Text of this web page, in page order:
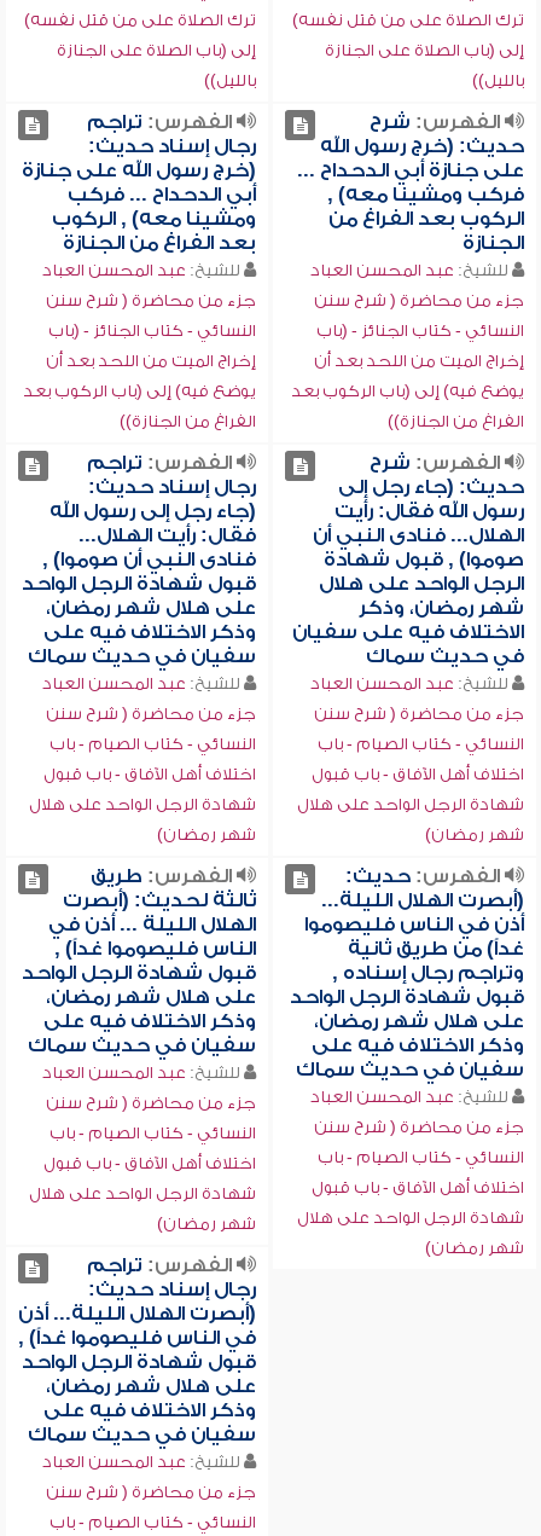
ترك الصلاة على من قتل نفسه)
إلى (باب الصلاة على الجنازة
بالليل))
ترك الصلاة على من قتل نفسه)
إلى (باب الصلاة على الجنازة
بالليل))
الفهرس: شرح
حديث: (خرج رسول الله
على جنازة أبي الدحداح ...
فركب ومشينا معه) ,
الركوب بعد الفراغ من
الجنازة
للشيخ: عبد المحسن العباد
جزء من محاضرة ( شرح سنن
النسائي - كتاب الجنائز - (باب
إخراج الميت من اللحد بعد أن
يوضع فيه) إلى (باب الركوب بعد
الفراغ من الجنازة))
الفهرس: تراجم
رجال إسناد حديث:
(خرج رسول الله على جنازة
أبي الدحداح ... فركب
ومشينا معه) , الركوب
بعد الفراغ من الجنازة
للشيخ: عبد المحسن العباد
جزء من محاضرة ( شرح سنن
النسائي - كتاب الجنائز - (باب
إخراج الميت من اللحد بعد أن
يوضع فيه) إلى (باب الركوب بعد
الفراغ من الجنازة))
الفهرس: شرح
حديث: (جاء رجل إلى
رسول الله فقال: رأيت
الهلال... فنادى النبي أن
صوموا) , قبول شهادة
الرجل الواحد على هلال
شهر رمضان، وذكر
الاختلاف فيه على سفيان
في حديث سماك
للشيخ: عبد المحسن العباد
جزء من محاضرة ( شرح سنن
النسائي - كتاب الصيام - باب
اختلاف أهل الآفاق - باب قبول
شهادة الرجل الواحد على هلال
شهر رمضان)
الفهرس: تراجم
رجال إسناد حديث:
(جاء رجل إلى رسول الله
فقال: رأيت الهلال...
فنادى النبي أن صوموا) ,
قبول شهادة الرجل الواحد
على هلال شهر رمضان،
وذكر الاختلاف فيه على
سفيان في حديث سماك
للشيخ: عبد المحسن العباد
جزء من محاضرة ( شرح سنن
النسائي - كتاب الصيام - باب
اختلاف أهل الآفاق - باب قبول
شهادة الرجل الواحد على هلال
شهر رمضان)
الفهرس:حديث:
(أبصرت الهلال الليلة...
أذن في الناس فليصوموا
غداً) من طريق ثانية
وتراجم رجال إسناده ,
قبول شهادة الرجل الواحد
على هلال شهر رمضان،
وذكر الاختلاف فيه على
سفيان في حديث سماك
للشيخ: عبد المحسن العباد
جزء من محاضرة ( شرح سنن
النسائي - كتاب الصيام - باب
اختلاف أهل الآفاق - باب قبول
شهادة الرجل الواحد على هلال
شهر رمضان)
الفهرس: طريق
ثالثة لحديث: (أبصرت
الهلال الليلة ... أذن في
الناس فليصوموا غداً) ,
قبول شهادة الرجل الواحد
على هلال شهر رمضان،
وذكر الاختلاف فيه على
سفيان في حديث سماك
للشيخ: عبد المحسن العباد
جزء من محاضرة ( شرح سنن
النسائي - كتاب الصيام - باب
اختلاف أهل الآفاق - باب قبول
شهادة الرجل الواحد على هلال
شهر رمضان)
الفهرس: تراجم
رجال إسناد حديث:
(أبصرت الهلال الليلة... أذن
في الناس فليصوموا غداً) ,
قبول شهادة الرجل الواحد
على هلال شهر رمضان،
وذكر الاختلاف فيه على
سفيان في حديث سماك
للشيخ: عبد المحسن العباد
جزء من محاضرة ( شرح سنن
النسائي - كتاب الصيام - باب